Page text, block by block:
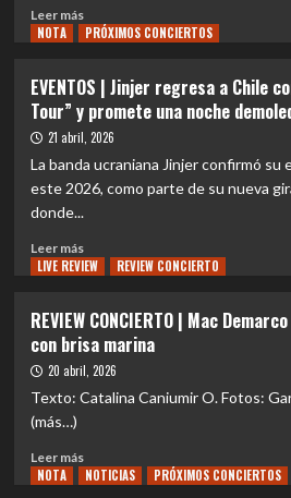
PRIMER
SHOW
Chile:
6
en
el
Teatro
Caupolicán
Leer másLeer
más
CONCIERTO
|
Jinjer
Un
regreso
y
resistente
NOTA PRÓXIMOS CONCIERTOS
EVENTOS | Jinjer regresa a Chile
Tour” y promete una noche
21 abril, 2026
La banda ucraniana Jinjer confirmó su
este 2026, como parte de su nueva
donde...
Leer másLeer
más
|
Jinjer
regresa
a
su
potente
LIVE REVIEW REVIEW CONCIERTO
REVIEW CONCIERTO | Mac
con brisa marina
20 abril, 2026
Texto: Catalina Caniumir O. Fotos:
(más…)
Leer másLeer
más
NOTA NOTICIAS PRÓXIMOS CONCIERTOS